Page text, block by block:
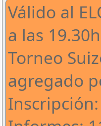
Válido al
a las
Torneo
agregado
Inscripción: